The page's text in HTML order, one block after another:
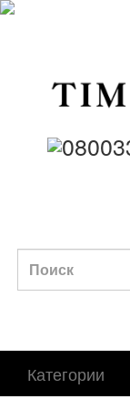
Категории